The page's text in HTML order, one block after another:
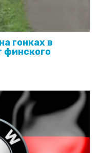
гонках в
финского